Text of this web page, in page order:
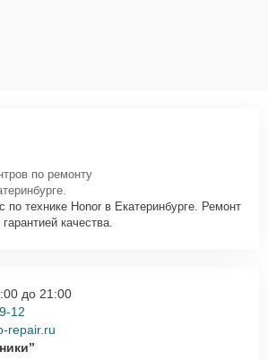
по ремонту
технике Honor в Екатеринбурге. Ремонт
качества.
до 21:00
12
repair.ru